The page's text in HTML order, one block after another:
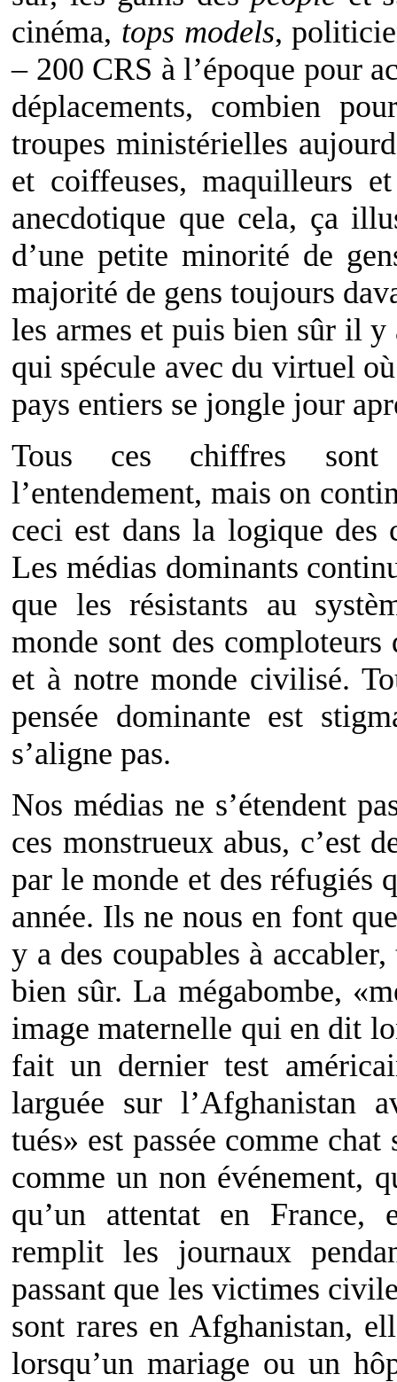
cinéma, tops models,
– 200 CRS à l’époque pour
déplacements, combien
troupes ministérielles
et coiffeuses, maquilleurs
anecdotique que cela, ça
d’une petite minorité de
majorité de gens toujours
les armes et puis bien sûr il
qui spécule avec du virtuel
pays entiers se jongle jour
Tous ces chiffres sont
l’entendement, mais on
ceci est dans la logique des
Les médias dominants
que les résistants au
monde sont des
et à notre monde civilisé.
pensée dominante est
s’aligne pas.
Nos médias ne s’étendent
ces monstrueux abus, c’est
par le monde et des réfugiés
année. Ils ne nous en font
y a des coupables à
bien sûr. La mégabombe,
image maternelle qui en dit
fait un dernier test
larguée sur l’Afghanistan
tués» est passée comme
comme un non événement,
qu’un attentat en France,
remplit les journaux
passant que les victimes
sont rares en Afghanistan,
lorsqu’un mariage ou un